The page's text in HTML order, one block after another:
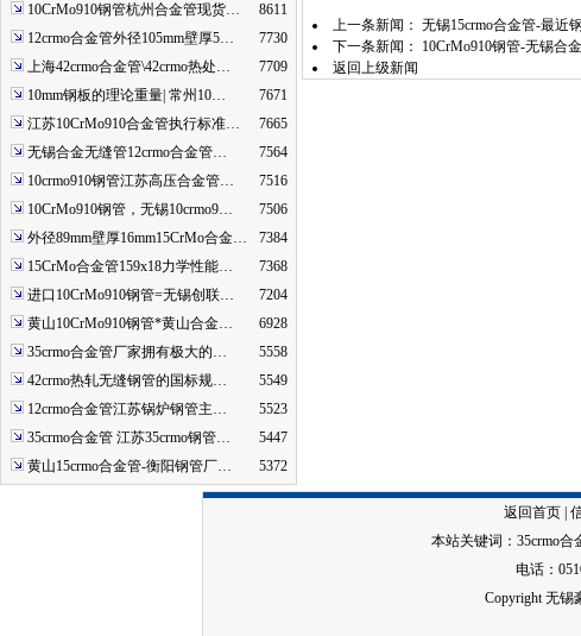
10CrMo910钢管杭州合金管现货…
8611
12crmo合金管外径105mm壁厚5…
7730
上海42crmo合金管\42crmo热处…
7709
10mm钢板的理论重量| 常州10…
7671
江苏10CrMo910合金管执行标准…
7665
无锡合金无缝管12crmo合金管…
7564
10crmo910钢管江苏高压合金管…
7516
10CrMo910钢管，无锡10crmo9…
7506
外径89mm壁厚16mm15CrMo合金…
7384
15CrMo合金管159x18力学性能…
7368
进口10CrMo910钢管=无锡创联…
7204
黄山10CrMo910钢管*黄山合金…
6928
35crmo合金管厂家拥有极大的…
5558
42crmo热轧无缝钢管的国标规…
5549
12crmo合金管江苏锅炉钢管主…
5523
35crmo合金管 江苏35crmo钢管…
5447
黄山15crmo合金管-衡阳钢管厂…
5372
上一条新闻： 无锡15crmo合金管-最近
下一条新闻：
10CrMo910钢管-无锡合
返回上级新闻
返回首页
本站关键词： 35crmo合
电话：
Copyright 无